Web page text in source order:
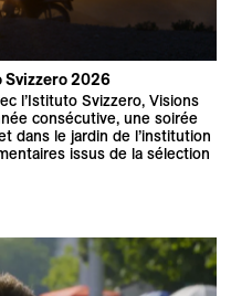
Svizzero 2026
l’Istituto Svizzero, Visions
consécutive, une soirée
dans le jardin de l’institution
issus de la sélection